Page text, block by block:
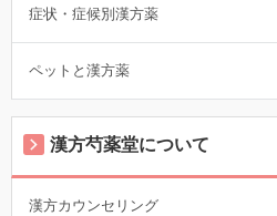
症状・症候別漢方薬
ペットと漢方薬
漢方芍薬堂について
漢方カウンセリング